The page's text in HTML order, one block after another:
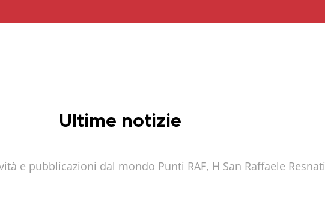
Ultime notizie
e pubblicazioni dal mondo Punti RAF, H San Raffaele Resnati